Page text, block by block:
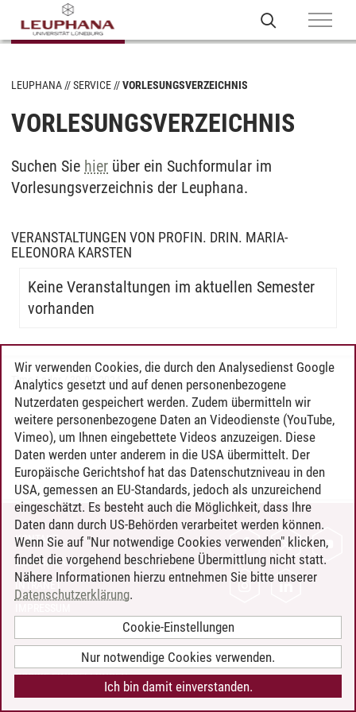
LEUPHANA SERVICE VORLESUNGSVERZEICHNIS
VORLESUNGSVERZEICHNIS
Suchen Sie hier über ein Suchformular im
Vorlesungsverzeichnis der Leuphana.
VERANSTALTUNGEN VON PROFIN. DRIN. MARIA-
ELEONORA KARSTEN
Keine Veranstaltungen im aktuellen Semester
vorhanden
Timo Leder/30.06.2024
KONTAKT
LEUPHANA ALS ARBEITGEBER
INTRANET
BARRIEREFREIHEIT
COOKIE-EINSTELLUNGEN
Wir verwenden Cookies, die durch den Analysedienst Google
Analytics gesetzt und auf denen personenbezogene
Nutzerdaten gespeichert werden. Zudem übermitteln wir
weitere personenbezogene Daten an Videodienste (YouTube,
Vimeo), um Ihnen eingebettete Videos anzuzeigen. Diese
Daten werden unter anderem in die USA übermittelt. Der
Europäische Gerichtshof hat das Datenschutzniveau in den
USA, gemessen an EU-Standards, jedoch als unzureichend
eingeschätzt. Es besteht auch die Möglichkeit, dass Ihre
Daten dann durch US-Behörden verarbeitet werden können.
Wenn Sie auf "Nur notwendige Cookies verwenden" klicken,
findet die vorgehend beschriebene Übermittlung nicht statt.
Nähere Informationen hierzu entnehmen Sie bitte unserer
Datenschutzerklärung.
Cookie-Einstellungen
Nur notwendige Cookies verwenden.
Ich bin damit einverstanden.